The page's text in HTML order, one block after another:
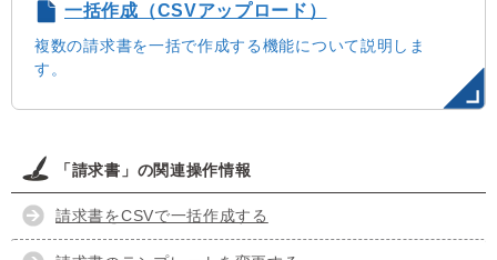
一括作成（CSVアップロード）
複数の請求書を一括で作成する機能について説明しま
す。
「請求書」の関連操作情報
請求書をCSVで一括作成する